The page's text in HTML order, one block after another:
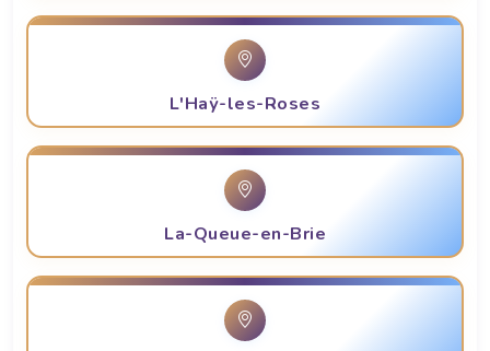
L'Haÿ-les-Roses
La-Queue-en-Brie